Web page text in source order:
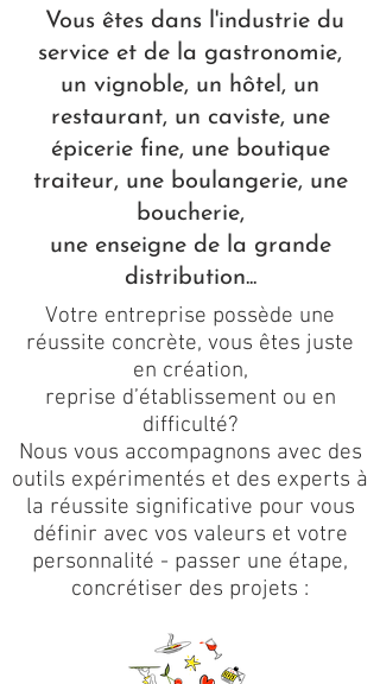
Vous êtes dans l'industrie du
service et de la gastronomie,
un vignoble, un hôtel, un
restaurant, un caviste, une
épicerie fine, une boutique
traiteur, une boulangerie, une
boucherie,
une enseigne de la grande
distribution...
Votre entreprise possède une
réussite concrète, vous êtes juste
en création,
reprise d’établissement ou en
difficulté?
Nous vous accompagnons avec des
outils expérimentés et des experts à
la réussite significative pour vous
définir avec vos valeurs et votre
personnalité - passer une étape,
concrétiser des projets :